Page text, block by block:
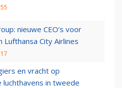
nieuwe CEO’s voor
Lufthansa City Airlines
en vracht op
luchthavens in tweede